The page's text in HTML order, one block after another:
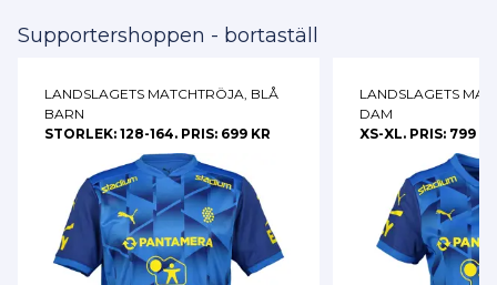
Supportershoppen - bortaställ
LANDSLAGETS MATCHTRÖJA, BLÅ
BARN
STORLEK: 128-164. PRIS: 699 KR
LANDSLAGETS
DAM
XS-XL. PRIS: 799